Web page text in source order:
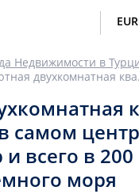
EUR
Недвижимости в
Уютная
самом
всего в
моря